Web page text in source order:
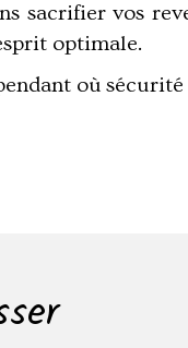
sacrifier vos
optimale.
où